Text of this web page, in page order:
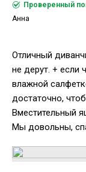
Отличный
не дерут. + если
влажной
достаточно,
Вместительный
Мы довольны,
Проверенный
Анна